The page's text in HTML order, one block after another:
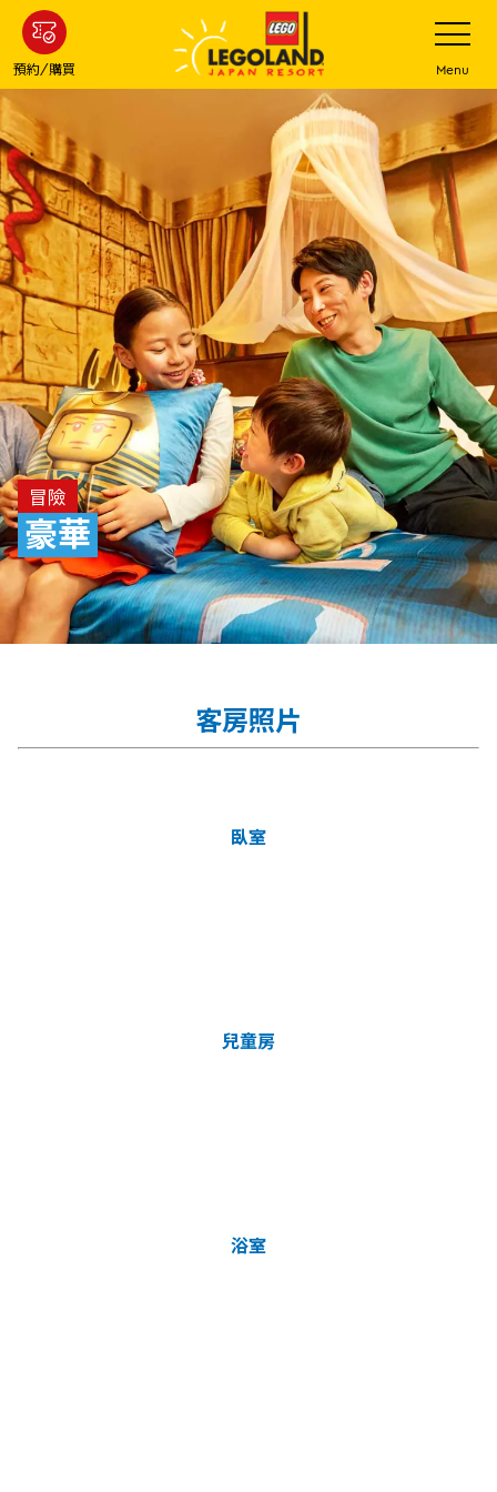
步
主
內
容
預約/購買
打
開
網
站
菜
單
Menu
冒險
豪華
客房照片
臥室
兒童房
浴室